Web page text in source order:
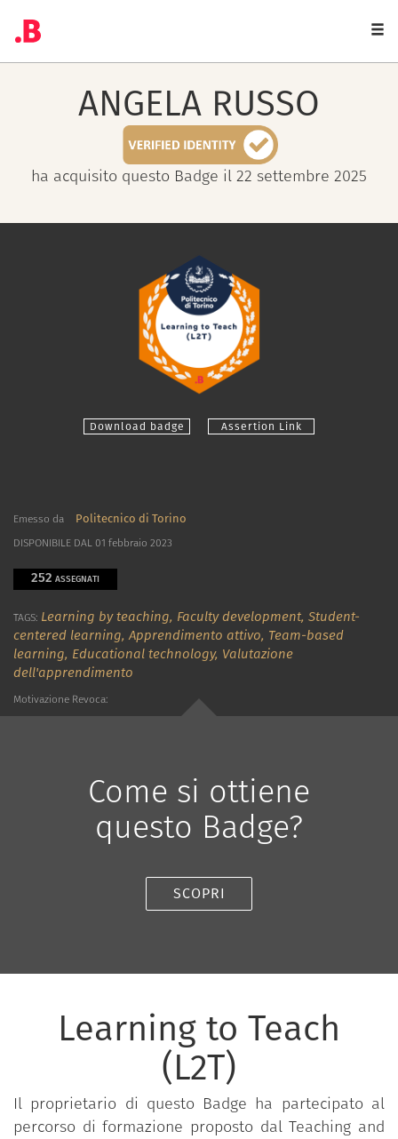
ANGELA RUSSO
ha acquisito questo Badge il 22 settembre 2025
Download badge Assertion Link
Emesso da Politecnico di Torino
DISPONIBILE DAL 01 febbraio 2023
252 ASSEGNATI
TAGS: Learning by teaching, Faculty development, Student-
centered learning,Apprendimento attivo, Team-based
learning, Educational technology, Valutazione
dell'apprendimento
Motivazione Revoca:
Come si ottiene
questo Badge?
SCOPRI
Learning to Teach
(L2T)
Il proprietario di questo Badge ha partecipato al
percorso di formazione proposto dal Teaching and